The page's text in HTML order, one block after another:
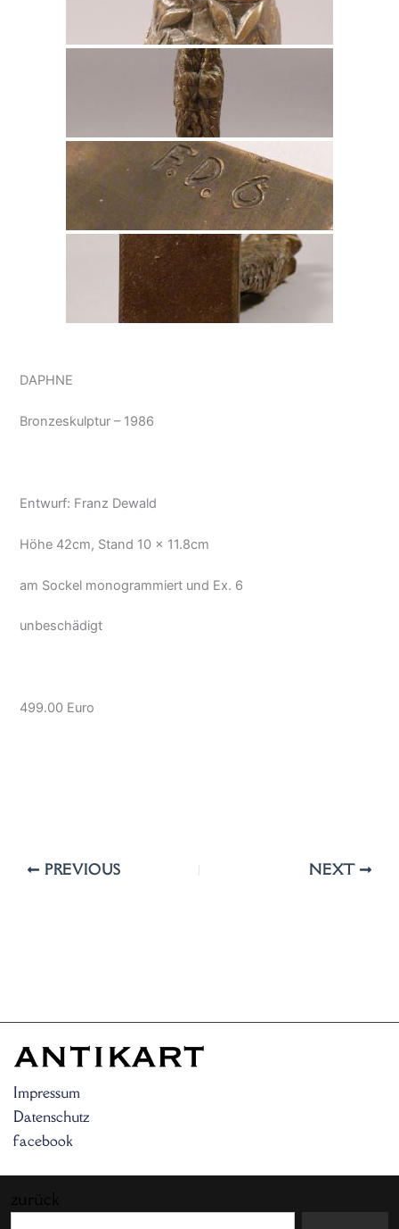
DAPHNE
Bronzeskulptur – 1986
Entwurf: Franz Dewald
Höhe 42cm, Stand 10 x 11.8cm
am Sockel monogrammiert und Ex. 6
unbeschädigt
499.00 Euro
PREVIOUS NEXT
Impressum
Datenschutz
facebook